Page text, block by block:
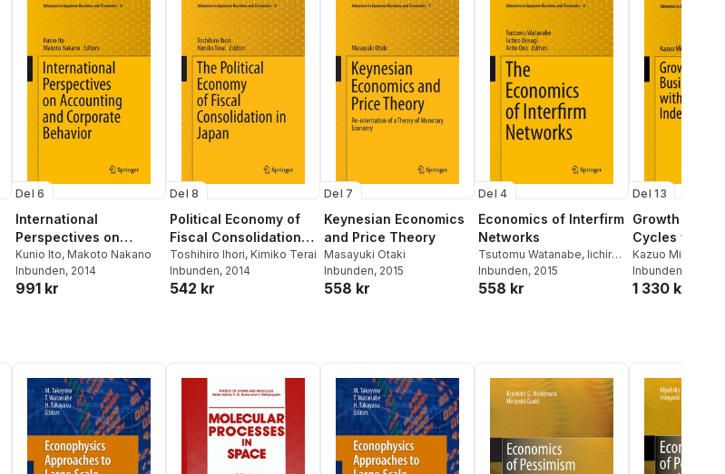
Del 6
International
Perspectives on
Accounting and
Corporate Behavior
Kunio Ito, Makoto Nakano
Inbunden, 2014
991 kr
Del 8
Political Economy of
Fiscal Consolidation in
Japan
Toshihiro Ihori, Kimiko Terai
Inbunden, 2014
542 kr
Del 7
Keynesian Economics
and Price Theory
Masayuki Otaki
Inbunden, 2015
558 kr
Del 4
Economics of Interfirm
Networks
Tsutomu Watanabe, Iichiro
Uesugi,Arito Ono
Inbunden, 2015
558 kr
Del 13
Growth and
Cycles with
Equilibrium
Indeterminacy
Kazuo Mino
Inbunden
1 330 kr